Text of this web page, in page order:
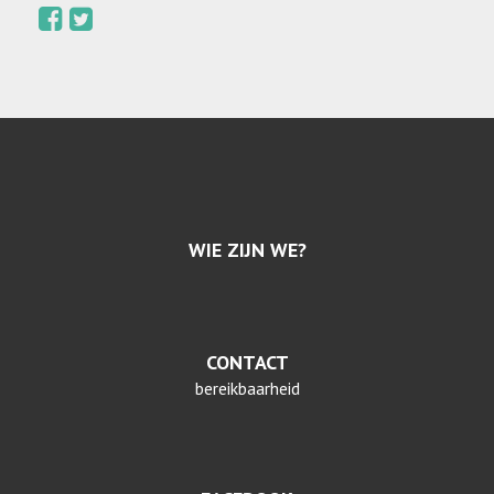
WIE ZIJN WE?
CONTACT
bereikbaarheid